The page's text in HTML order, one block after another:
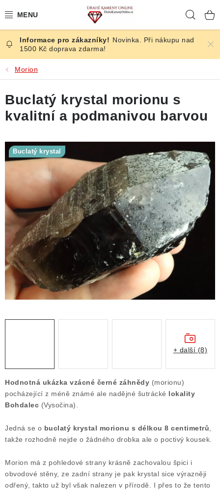
na
ČESKÉ KAMENY
ŠPERKY
KAMENY ZE SVĚTA
BROUŠENÉ
SLEVY
KRYSTALY
ČLÁNKY
NALEZIŠTĚ
NÁŠ PŘÍBĚH
VIDEOGALERIE
Ochrana osobních údajů
Výkup minerálů a drahých kamenů
Formulář pro odstoupení od smlouvy
Novinka. Při nákupu nad
1500 Kč doprava zdarma!
Morion
Hodnotná ukázka vzácné černé záhnědy (morionu)
pocházející z méně známé ale nadějné šutrácké lokality
Bohdalec (Vysočina).
Jedná se o buclatý krystal morionu s délkou 8 centimetrů
takže rozhodně nejde o žádného drobka ale o poctivý kousek.
Morion má z pohledové strany krásně zachovalou špici i
obvodové stěny, ze zadní strany je pak krystal sice výrazněji
odřený, takto už byl však nalezen v přírodě. I přes to že tento
Buclatý krystal morionu s
kvalitní a podmanivou barvou
Buclatý krystal
+ další (8)